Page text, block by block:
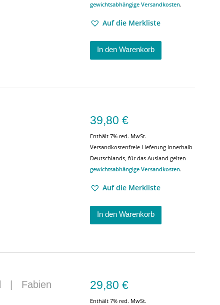
gewichtsabhängige Versandkosten.
Auf die Merkliste
In den Warenkorb
39,80 €
Enthält 7% red. MwSt.
Versandkostenfreie Lieferung innerhalb
Deutschlands, für das Ausland gelten
gewichtsabhängige Versandkosten.
Auf die Merkliste
In den Warenkorb
Fabien
29,80 €
Enthält 7% red. MwSt.